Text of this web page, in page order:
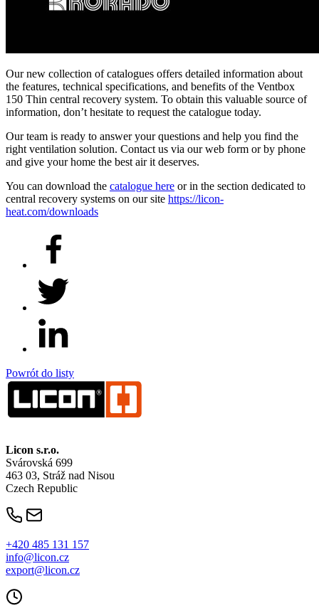
Our new collection of catalogues offers detailed information about
the features, technical specifications, and benefits of the Ventbox
150 Thin central recovery system. To obtain this valuable source of
information, don’t hesitate to request the catalogue today.
Our team is ready to answer your questions and help you find the
right ventilation solution. Contact us via our web form or by phone
and give your home the best air it deserves.
You can download the catalogue here or in the section dedicated to
central recovery systems on our site https://licon-
heat.com/downloads
Powrót do listy
Licon s.r.o.
Svárovská 699
463 03, Stráž nad Nisou
Czech Republic
+420 485 131 157
info@licon.cz
export@licon.cz